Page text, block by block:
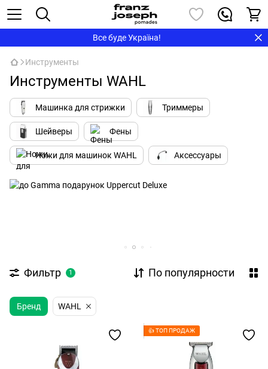
Все буде Україна!
Инструменты
Инструменты WAHL
Машинка для стрижки Триммеры
Шейверы Фены
Ножи для машинок WAHL Аксессуары
Фильтр 1 По популярности
Бренд WAHL
👍 ТОП ПРОДАЖ